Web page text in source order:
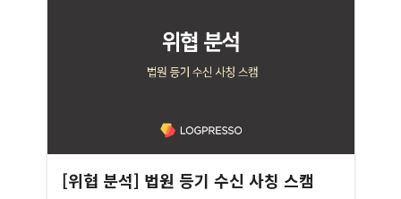
[위협 분석] 법원 등기 수신 사칭 스캠